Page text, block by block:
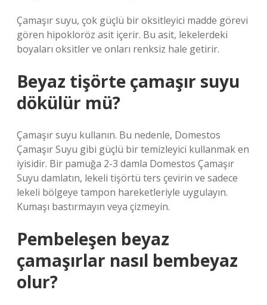
Çamaşır suyu, çok güçlü bir oksitleyici madde görevi
gören hipokloröz asit içerir. Bu asit, lekelerdeki
boyaları oksitler ve onları renksiz hale getirir.
Beyaz tişörte çamaşır suyu
dökülür mü?
Çamaşır suyu kullanın. Bu nedenle, Domestos
Çamaşır Suyu gibi güçlü bir temizleyici kullanmak en
iyisidir. Bir pamuğa 2-3 damla Domestos Çamaşır
Suyu damlatın, lekeli tişörtü ters çevirin ve sadece
lekeli bölgeye tampon hareketleriyle uygulayın.
Kumaşı bastırmayın veya çizmeyin.
Pembeleşen beyaz
çamaşırlar nasıl bembeyaz
olur?